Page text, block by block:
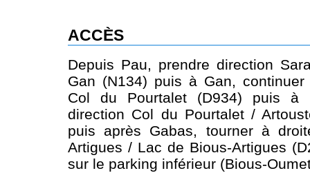
ACCÈS
Depuis Pau, prendre direction
Gan (N134) puis à Gan,
Col du Pourtalet (D934) puis à
direction Col du Pourtalet /
puis après Gabas, tourner à
Artigues / Lac de Bious-Artigues
sur le parking inférieur (Bious-